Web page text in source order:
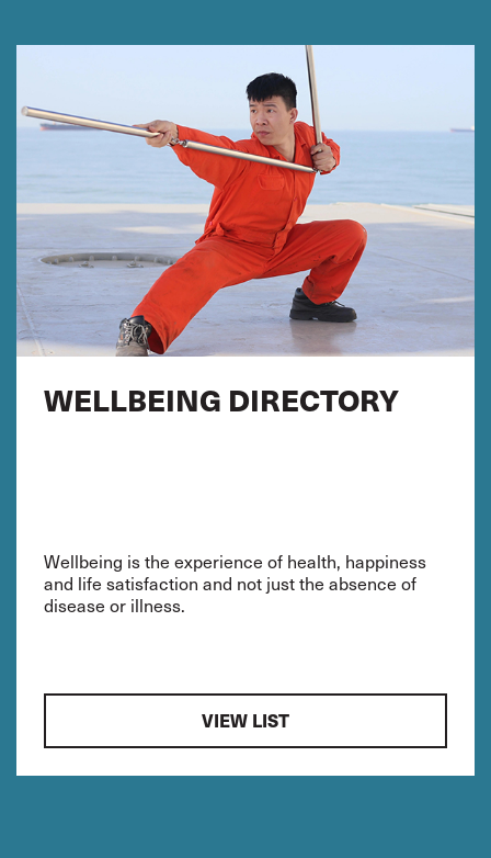
WELLBEING DIRECTORY
Wellbeing is the experience of health, happiness
and life satisfaction and not just the absence of
disease or illness.
VIEW LIST